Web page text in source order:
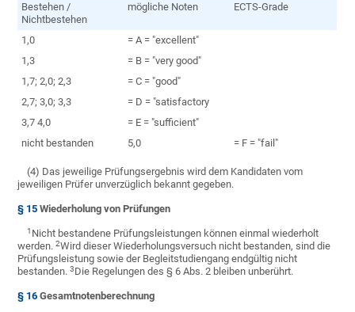
Bestehen /
Nichtbestehen
mögliche Noten ECTS-Grade
1,0
= A = "excellent"
1,3
= B = "very good"
1,7; 2,0; 2,3
= C = "good"
2,7; 3,0; 3,3
= D = "satisfactory
3,7 4,0
= E = "sufficient"
nicht bestanden
5,0 = F = "fail"
(4) Das jeweilige Prüfungsergebnis wird dem Kandidaten vom
jeweiligen Prüfer unverzüglich bekannt gegeben.
§ 15 Wiederholung von Prüfungen
1 Nicht bestandene Prüfungsleistungen können einmal wiederholt
werden.2Wird dieser Wiederholungsversuch nicht bestanden, sind die
Prüfungsleistung sowie der Begleitstudiengang endgültig nicht
bestanden.3Die Regelungen des § 6 Abs. 2 bleiben unberührt.
§ 16 Gesamtnotenberechnung